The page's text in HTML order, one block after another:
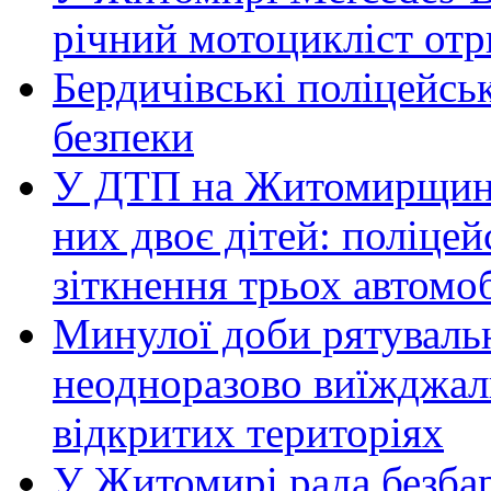
річний мотоцикліст
Бердичівські
безпеки
У ДТП на Житомирщині
них двоє дітей:
зіткнення трьох
Минулої доби
неодноразово
відкритих територіях